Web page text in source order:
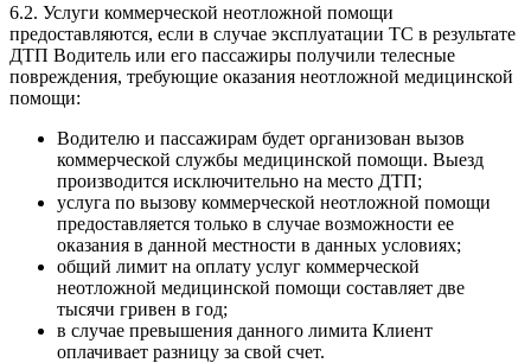
6.2. Услуги коммерческой неотложной помощи
предоставляются, если в случае эксплуатации ТС в результате
ДТП Водитель или его пассажиры получили телесные
повреждения, требующие оказания неотложной медицинской
помощи:
Водителю и пассажирам будет организован вызов
коммерческой службы медицинской помощи. Выезд
производится исключительно на место ДТП;
услуга по вызову коммерческой неотложной помощи
предоставляется только в случае возможности ее
оказания в данной местности в данных условиях;
общий лимит на оплату услуг коммерческой
неотложной медицинской помощи составляет две
тысячи гривен в год;
в случае превышения данного лимита Клиент
оплачивает разницу за свой счет.